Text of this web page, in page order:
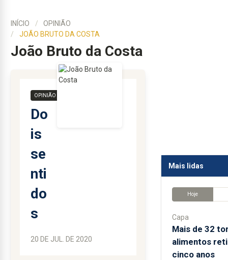
INÍCIO
OPINIÃO
JOÃO BRUTO DA COSTA
João Bruto da Costa
OPINIÃO
Do
is
se
nti
do
s
20 DE JUL. DE 2020
Mais lidas
Hoje
Capa
Mais de 32
alimentos
cinco anos